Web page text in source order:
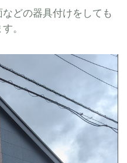
どの器具付けをして も
。